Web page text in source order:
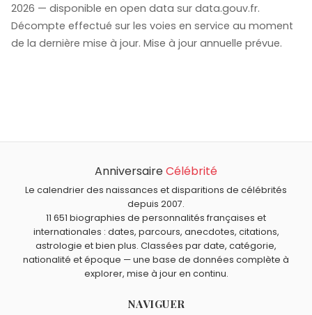
2026 — disponible en open data sur data.gouv.fr.
Décompte effectué sur les voies en service au moment
de la dernière mise à jour. Mise à jour annuelle prévue.
AnniversaireCélébrité
Le calendrier des naissances et disparitions de célébrités
depuis 2007.
11 651 biographies de personnalités françaises et
internationales : dates, parcours, anecdotes, citations,
astrologie et bien plus. Classées par date, catégorie,
nationalité et époque — une base de données complète à
explorer, mise à jour en continu.
NAVIGUER